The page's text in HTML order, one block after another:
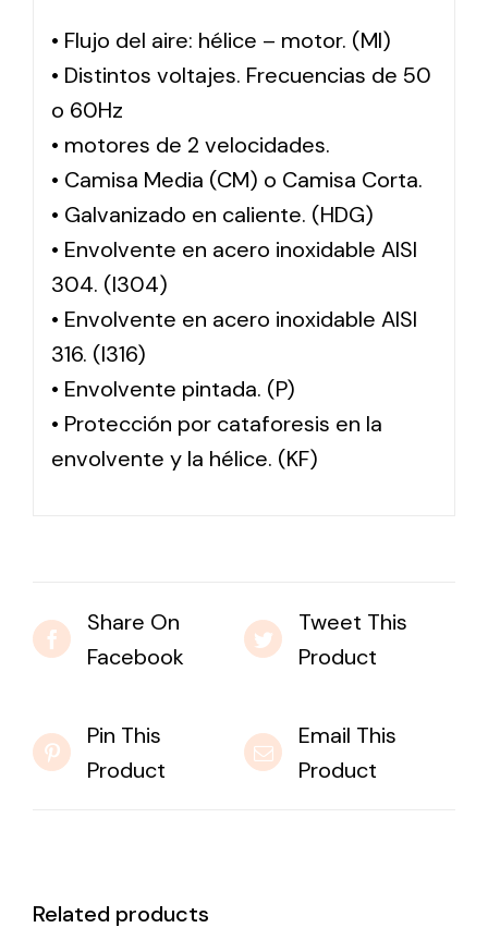
• Flujo del aire: hélice – motor. (MI)
• Distintos voltajes. Frecuencias de 50
o 60Hz
• motores de 2 velocidades.
• Camisa Media (CM) o Camisa Corta.
• Galvanizado en caliente. (HDG)
• Envolvente en acero inoxidable AISI
304. (I304)
• Envolvente en acero inoxidable AISI
316. (I316)
• Envolvente pintada. (P)
• Protección por cataforesis en la
envolvente y la hélice. (KF)
Share On
Facebook
Tweet This
Product
Pin This
Product
Email This
Product
Related products